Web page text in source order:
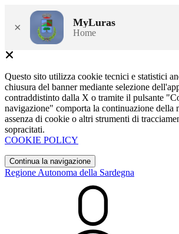
× MyLuras
Home
Questo sito utilizza cookie tecnici e statistici
chiusura del banner mediante selezione
contraddistinto dalla X o tramite il pulsante
navigazione" comporta la continuazione della
assenza di cookie o altri strumenti di
sopracitati.
COOKIE POLICY
Continua la navigazione
Regione Autonoma della Sardegna